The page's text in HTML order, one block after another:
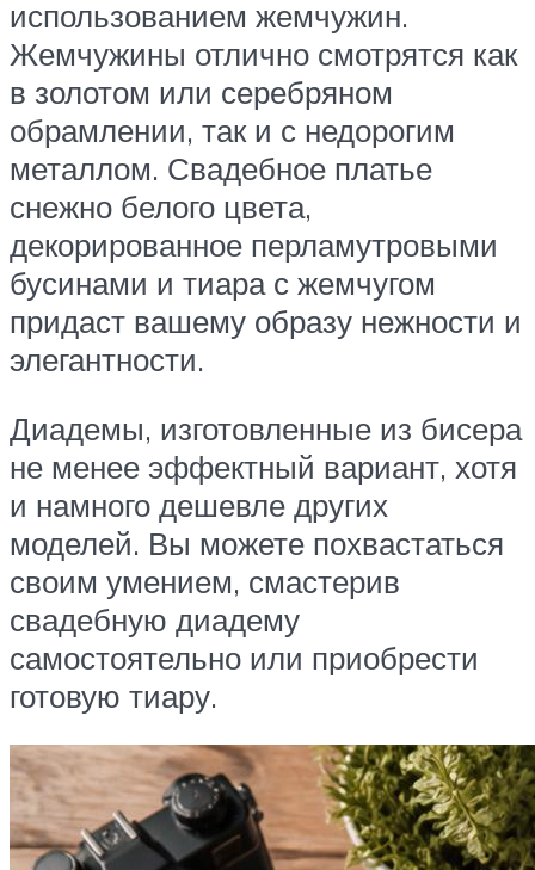
использованием жемчужин.
Жемчужины отлично смотрятся как
в золотом или серебряном
обрамлении, так и с недорогим
металлом. Свадебное платье
снежно белого цвета,
декорированное перламутровыми
бусинами и тиара с жемчугом
придаст вашему образу нежности и
элегантности.
Диадемы, изготовленные из бисера
не менее эффектный вариант, хотя
и намного дешевле других
моделей. Вы можете похвастаться
своим умением, смастерив
свадебную диадему
самостоятельно или приобрести
готовую тиару.